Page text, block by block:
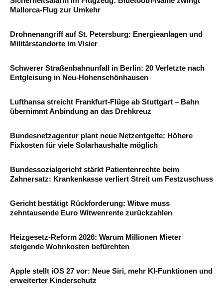
Mallorca-Flug zur Umkehr
Drohnenangriff auf St. Petersburg: Energieanlagen und
Militärstandorte im Visier
Schwerer Straßenbahnunfall in Berlin: 20 Verletzte nach
Entgleisung in Neu-Hohenschönhausen
Lufthansa streicht Frankfurt-Flüge ab Stuttgart – Bahn
übernimmt Anbindung an das Drehkreuz
Bundesnetzagentur plant neue Netzentgelte: Höhere
Fixkosten für viele Solarhaushalte möglich
Bundessozialgericht stärkt Patientenrechte beim
Zahnersatz: Krankenkasse verliert Streit um Festzuschuss
Gericht bestätigt Rückforderung: Witwe muss
zehntausende Euro Witwenrente zurückzahlen
Heizgesetz-Reform 2026: Warum Millionen Mieter
steigende Wohnkosten befürchten
Apple stellt iOS 27 vor: Neue Siri, mehr KI-Funktionen und
erweiterter Kinderschutz